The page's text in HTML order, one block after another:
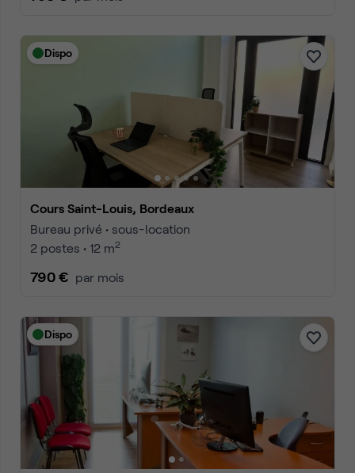
Dispo
Cours Saint-Louis, Bordeaux
Bureau privé • sous-location
2 postes • 12 m2
790 € par mois
Dispo